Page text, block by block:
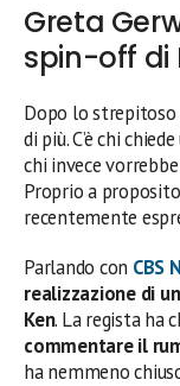
Greta
spin-off di
Dopo lo strepitoso
di più. C’è chi
chi invece
Proprio a
recentemente
Parlando con CBS
realizzazione di
Ken. La regista ha
commentare il
ha nemmeno